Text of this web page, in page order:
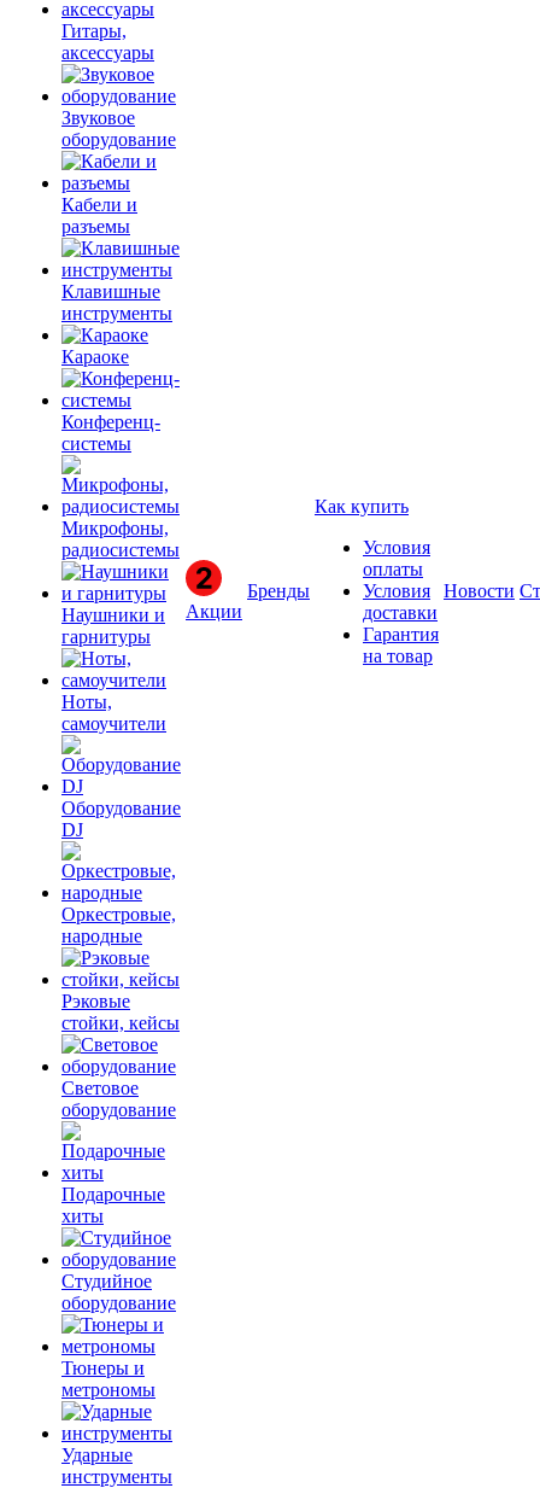
Гитары,
аксессуары
Звуковое
оборудование
Кабели и
разъемы
Клавишные
инструменты
Караоке
Конференц-
системы
Микрофоны,
радиосистемы
Наушники и
гарнитуры
Ноты,
самоучители
Оборудование
DJ
Оркестровые,
народные
Рэковые
стойки, кейсы
Световое
оборудование
Подарочные
хиты
Студийное
оборудование
Тюнеры и
метрономы
Ударные
инструменты
Акции
Бренды
Как купить
Условия
оплаты
Условия
доставки
Гарантия
на товар
Новости